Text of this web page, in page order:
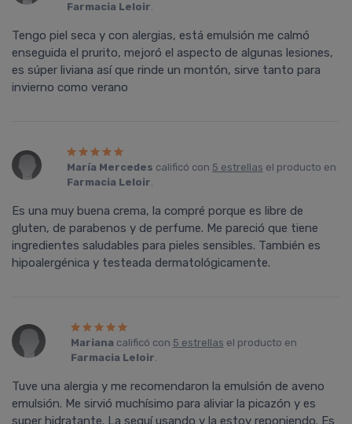
Farmacia Leloir.
Tengo piel seca y con alergias, está emulsión me calmó
enseguida el prurito, mejoró el aspecto de algunas lesiones,
es súper liviana así que rinde un montón, sirve tanto para
invierno como verano
María Mercedes calificó con 5 estrellas el producto en
Farmacia Leloir.
Es una muy buena crema, la compré porque es libre de
gluten, de parabenos y de perfume. Me pareció que tiene
ingredientes saludables para pieles sensibles. También es
hipoalergénica y testeada dermatológicamente.
Mariana calificó con 5 estrellas el producto en
Farmacia Leloir.
Tuve una alergia y me recomendaron la emulsión de aveno
emulsión. Me sirvió muchísimo para aliviar la picazón y es
super hidratante. La seguí usando y la estoy reponiendo. Es